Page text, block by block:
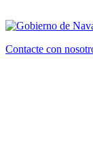
Contacte con